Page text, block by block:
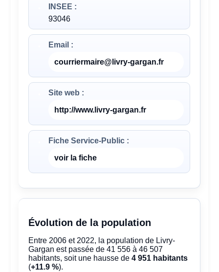
INSEE :
93046
Email :
courriermaire@livry-gargan.fr
Site web :
http://www.livry-gargan.fr
Fiche Service-Public :
voir la fiche
Évolution de la population
Entre 2006 et 2022, la population de Livry-
Gargan est passée de 41 556 à 46 507
habitants, soit une hausse de4 951 habitants
(+11.9 %).